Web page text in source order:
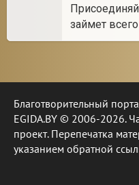
займет
Благотворительный
EGIDA.BY © 2006-2026.
проект. Перепечатка
указанием обратной